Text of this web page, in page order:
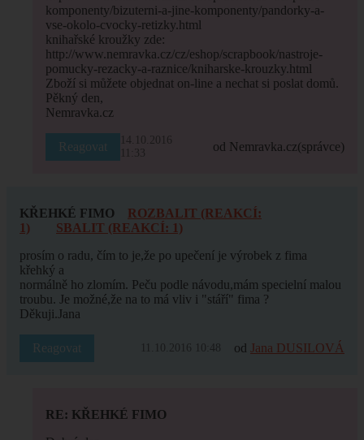
komponenty/bizuterni-a-jine-komponenty/pandorky-a-
vse-okolo-cvocky-retizky.html
knihařské kroužky zde:
http://www.nemravka.cz/cz/eshop/scrapbook/nastroje-
pomucky-rezacky-a-raznice/kniharske-krouzky.html
Zboží si můžete objednat on-line a nechat si poslat domů.
Pěkný den,
Nemravka.cz
Reagovat
14.10.2016
od Nemravka.cz(správce)
KŘEHKÉ FIMO
ROZBALIT (REAKCÍ:
1)
SBALIT (REAKCÍ: 1)
prosím o radu, čím to je,že po upečení je výrobek z fima
křehký a
normálně ho zlomím. Peču podle návodu,mám specielní malou
troubu. Je možné,že na to má vliv i "stáří" fima ?
Děkuji.Jana
Reagovat 11.10.2016 10:48 od Jana DUSILOVÁ
RE: KŘEHKÉ FIMO